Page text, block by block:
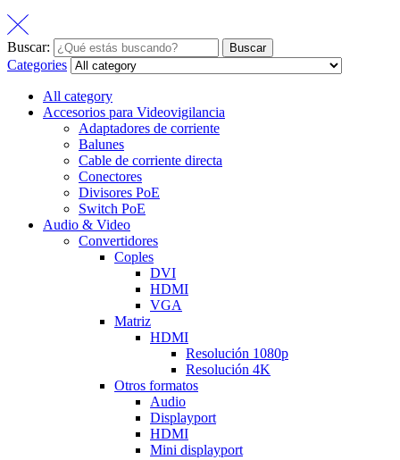
Buscar: Buscar
Categories
All category
Accesorios para Videovigilancia
Adaptadores de corriente
Balunes
Cable de corriente directa
Conectores
Divisores PoE
Switch PoE
Audio & Video
Convertidores
Coples
DVI
HDMI
VGA
Matriz
HDMI
Resolución 1080p
Resolución 4K
Otros formatos
Audio
Displayport
HDMI
Mini displayport